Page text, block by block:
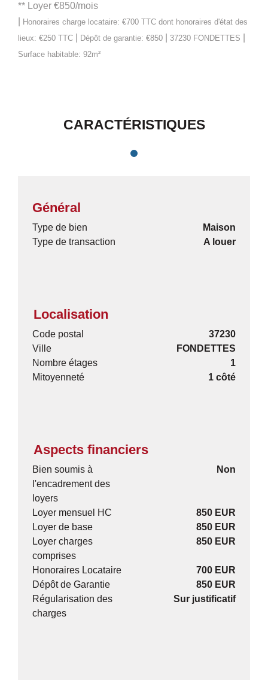
** Loyer €850/mois
Honoraires charge locataire: €700 TTC dont honoraires d'état des
lieux: €250 TTC
Dépôt de garantie: €850 37230 FONDETTES
Surface habitable: 92m²
CARACTÉRISTIQUES
Général
Type de bien
Maison
Type de transaction
A louer
Localisation
Code postal
37230
Ville
FONDETTES
Nombre étages
1
Mitoyenneté
1 côté
Aspects financiers
Bien soumis à
l'encadrement des
loyers
Non
Loyer mensuel HC
850 EUR
Loyer de base
850 EUR
Loyer charges
comprises
850 EUR
Honoraires Locataire
700 EUR
Dépôt de Garantie
850 EUR
Régularisation des
charges
Sur justificatif